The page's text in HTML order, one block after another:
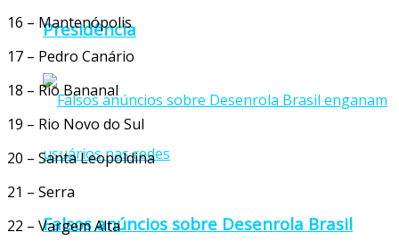
Presidência
Falsos anúncios sobre Desenrola Brasil
16 – Mantenópolis
17 – Pedro Canário
18 – Rio Bananal
19 – Rio Novo do Sul
20 – Santa Leopoldina
21 – Serra
22 – Vargem Alta